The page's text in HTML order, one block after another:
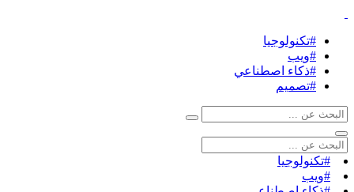
#تكنولوجيا
#ويب
#ذكاء اصطناعي
#تصميم
#تكنولوجيا
#ويب